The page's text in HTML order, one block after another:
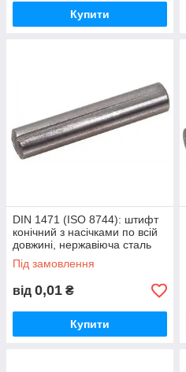
Купити
DIN 1471 (ISO 8744): штифт
конічний з насічками по всій
довжині, нержавіюча сталь
А1 (AISI 301)
Під замовлення
від 0,01 ₴
Купити